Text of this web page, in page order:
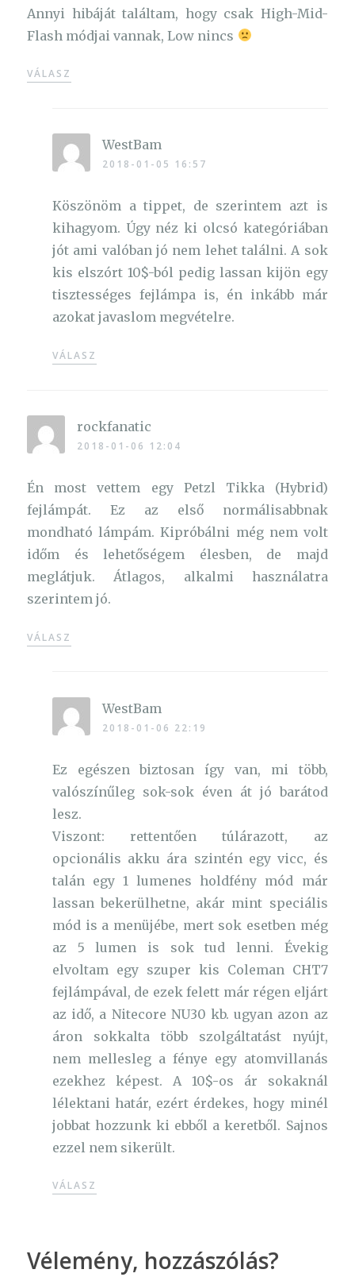
Annyi hibáját találtam, hogy csak High-Mid-
Flash módjai vannak, Low nincs
VÁLASZ
WestBam
2018-01-05 16:57
Köszönöm a tippet, de szerintem azt is
kihagyom. Úgy néz ki olcsó kategóriában
jót ami valóban jó nem lehet találni. A sok
kis elszórt 10$-ból pedig lassan kijön egy
tisztességes fejlámpa is, én inkább már
azokat javaslom megvételre.
VÁLASZ
rockfanatic
2018-01-06 12:04
Én most vettem egy Petzl Tikka (Hybrid)
fejlámpát. Ez az első normálisabbnak
mondható lámpám. Kipróbálni még nem volt
időm és lehetőségem élesben, de majd
meglátjuk. Átlagos, alkalmi használatra
szerintem jó.
VÁLASZ
WestBam
2018-01-06 22:19
Ez egészen biztosan így van, mi több,
valószínűleg sok-sok éven át jó barátod
lesz.
Viszont: rettentően túlárazott, az
opcionális akku ára szintén egy vicc, és
talán egy 1 lumenes holdfény mód már
lassan bekerülhetne, akár mint speciális
mód is a menüjébe, mert sok esetben még
az 5 lumen is sok tud lenni. Évekig
elvoltam egy szuper kis Coleman CHT7
fejlámpával, de ezek felett már régen eljárt
az idő, a Nitecore NU30 kb. ugyan azon az
áron sokkalta több szolgáltatást nyújt,
nem mellesleg a fénye egy atomvillanás
ezekhez képest. A 10$-os ár sokaknál
lélektani határ, ezért érdekes, hogy minél
jobbat hozzunk ki ebből a keretből. Sajnos
ezzel nem sikerült.
VÁLASZ
Vélemény, hozzászólás?